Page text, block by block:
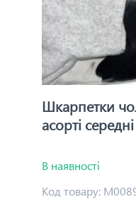
Шкарпетки
асорті
В наявності
Код товару: